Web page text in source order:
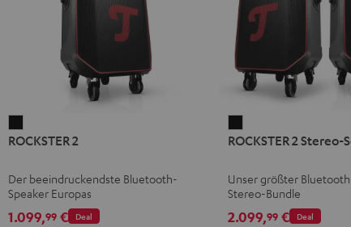
2
ROCKSTER 2
Der beeindruckendste Bluetooth-
Speaker Europas
Deal
1.099,99 €
2
Set
Schwarz
ROCKSTER 2 Stereo-
Unser größter
Stereo-Bundle
Deal
2.099,99€